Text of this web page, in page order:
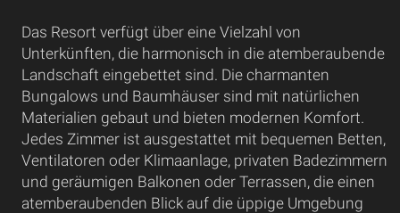
Das Resort verfügt über eine Vielzahl von
Unterkünften, die harmonisch in die atemberaubende
Landschaft eingebettet sind. Die charmanten
Bungalows und Baumhäuser sind mit natürlichen
Materialien gebaut und bieten modernen Komfort.
Jedes Zimmer ist ausgestattet mit bequemen Betten,
Ventilatoren oder Klimaanlage, privaten Badezimmern
und geräumigen Balkonen oder Terrassen, die einen
atemberaubenden Blick auf die üppige Umgebung